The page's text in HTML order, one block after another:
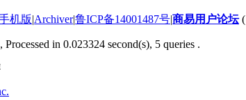
机版|Archiver|鲁ICP备14001487号|商易用户论坛(
, Processed in 0.023324 second(s), 5 queries .